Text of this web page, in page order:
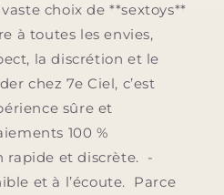
choix de **sextoys**
à toutes les envies,
la discrétion et le
chez 7e Ciel, c’est
sûre et
100 %
rapide et discrète. -
et à l’écoute. Parce